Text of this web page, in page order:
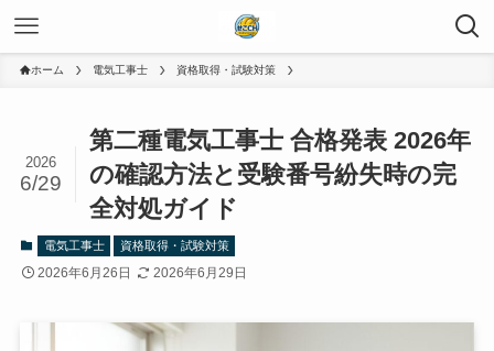
ホーム 電気工事士 資格取得・試験対策
第二種電気工事士 合格発表 2026年
の確認方法と受験番号紛失時の完
全対処ガイド
2026
6/29
電気工事士 資格取得・試験対策
2026年6月26日 2026年6月29日